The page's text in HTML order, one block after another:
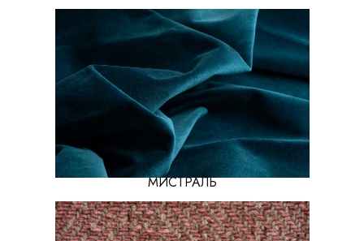
МИСТРАЛЬ